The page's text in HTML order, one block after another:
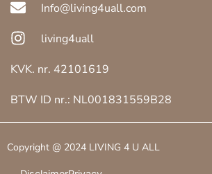
Info@living4uall.com
living4uall
KVK. nr. 42101619
BTW ID nr.: NL001831559B28
Copyright @ 2024 LIVING 4 U ALL